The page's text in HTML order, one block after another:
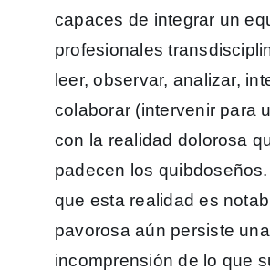
capaces de integrar un
profesionales
leer, observar, analizar,
colaborar (intervenir para
con la realidad dolorosa
padecen los
que esta realidad es
pavorosa aún persiste una
incomprensión de lo que